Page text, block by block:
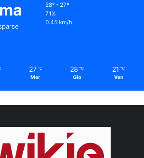
28º - 27º
71%
0.45 km/h
27 ℃
Mer
28 ℃
Gio
21 ℃
Ven